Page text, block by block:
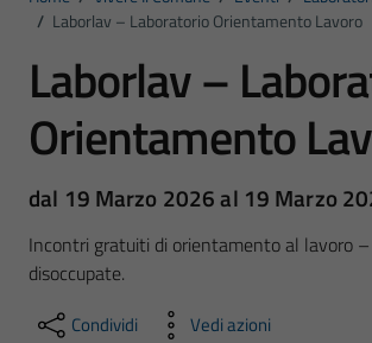
/ Laborlav – Laboratorio Orientamento Lavoro
Laborlav –
Orientamento
dal 19 Marzo 2026 al 19 Marzo
Incontri gratuiti di orientamento al lavoro
disoccupate.
Condividi Vedi azioni